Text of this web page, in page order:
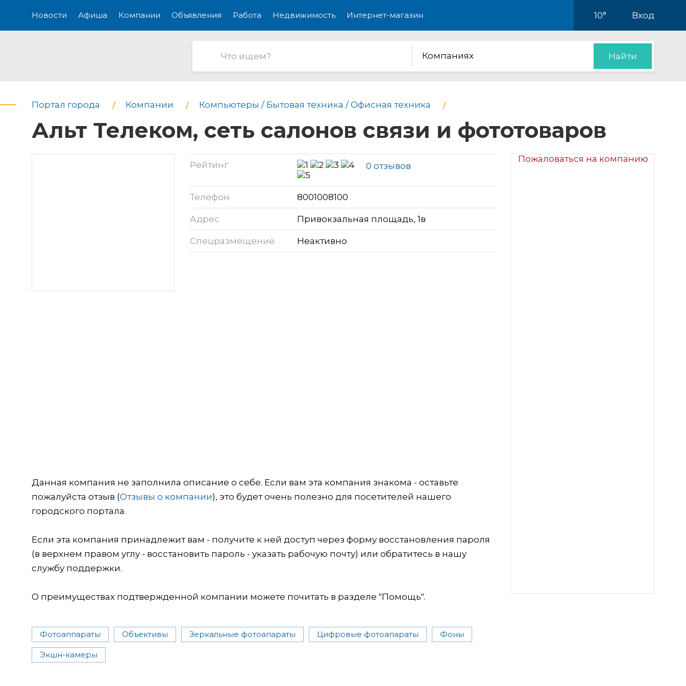
Новости Афиша Компании Объявления Работа Недвижимость Интернет-магазин 10° Вход
Компаниях Найти
Портал города Компании Компьютеры / Бытовая техника / Офисная техника
Альт Телеком, сеть салонов связи и фототоваров
Пожаловаться на компанию
Рейтинг 0 отзывов
Телефон 8001008100
Адрес Привокзальная площадь, 1в
Спецразмещение Неактивно
Данная компания не заполнила описание о себе. Если вам эта компания знакома - оставьте
пожалуйста отзыв (Отзывы о компании), это будет очень полезно для посетителей нашего
городского портала.
Если эта компания принадлежит вам - получите к ней доступ через форму восстановления пароля
(в верхнем правом углу - восстановить пароль - указать рабочую почту) или обратитесь в нашу
службу поддержки.
О преимуществах подтвержденной компании можете почитать в разделе "Помощь".
Фотоаппараты Объективы Зеркальные фотоапараты Цифровые фотоапараты Фоны
Экшн-камеры